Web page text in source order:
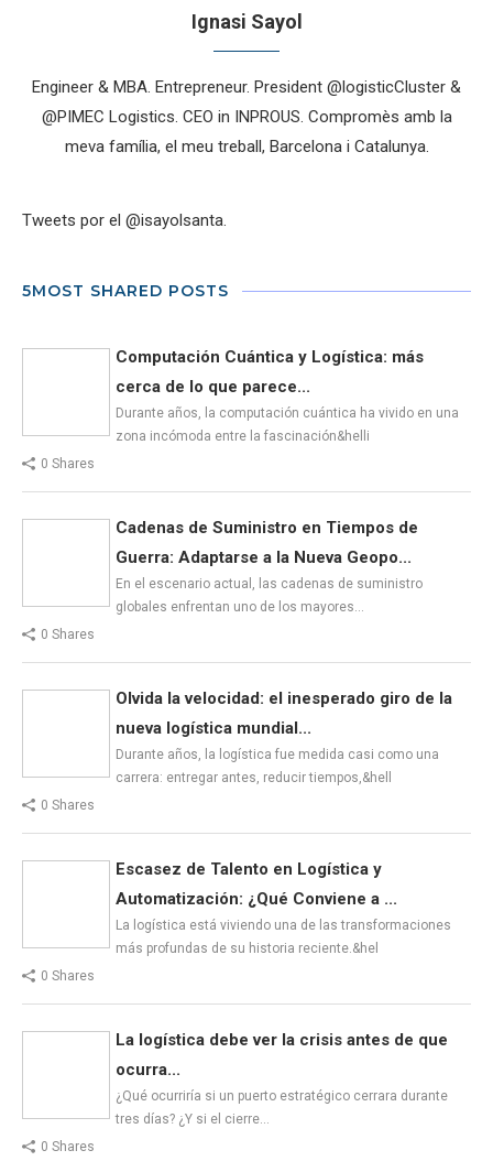
Ignasi Sayol
Engineer & MBA. Entrepreneur. President @logisticCluster &
@PIMEC Logistics. CEO in INPROUS. Compromès amb la
meva família, el meu treball, Barcelona i Catalunya.
Tweets por el @isayolsanta.
5MOST SHARED POSTS
Computación Cuántica y Logística: más
cerca de lo que parece...
Durante años, la computación cuántica ha vivido en una
zona incómoda entre la fascinación&helli
0 Shares
Cadenas de Suministro en Tiempos de
Guerra: Adaptarse a la Nueva Geopo...
En el escenario actual, las cadenas de suministro
globales enfrentan uno de los mayores…
0 Shares
Olvida la velocidad: el inesperado giro de la
nueva logística mundial...
Durante años, la logística fue medida casi como una
carrera: entregar antes, reducir tiempos,&hell
0 Shares
Escasez de Talento en Logística y
Automatización: ¿Qué Conviene a ...
La logística está viviendo una de las transformaciones
más profundas de su historia reciente.&hel
0 Shares
La logística debe ver la crisis antes de que
ocurra...
¿Qué ocurriría si un puerto estratégico cerrara durante
tres días? ¿Y si el cierre…
0 Shares